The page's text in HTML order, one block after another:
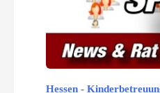
Hessen -